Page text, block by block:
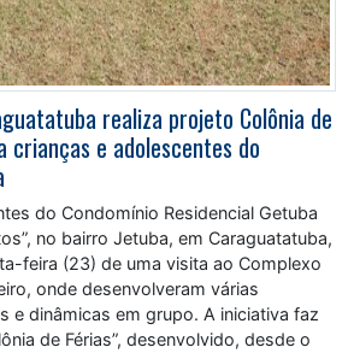
realiza projeto Colônia de
crianças e adolescentes do
do Condomínio Residencial Getuba
no bairro Jetuba, em Caraguatatuba,
feira (23) de uma visita ao Complexo
onde desenvolveram várias
e dinâmicas em grupo. A iniciativa faz
de Férias”, desenvolvido, desde o